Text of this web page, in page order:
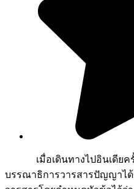
เมื่อเดินทางไปอินเดียครั้
บรรณาธิการวารสารปัญญาไ